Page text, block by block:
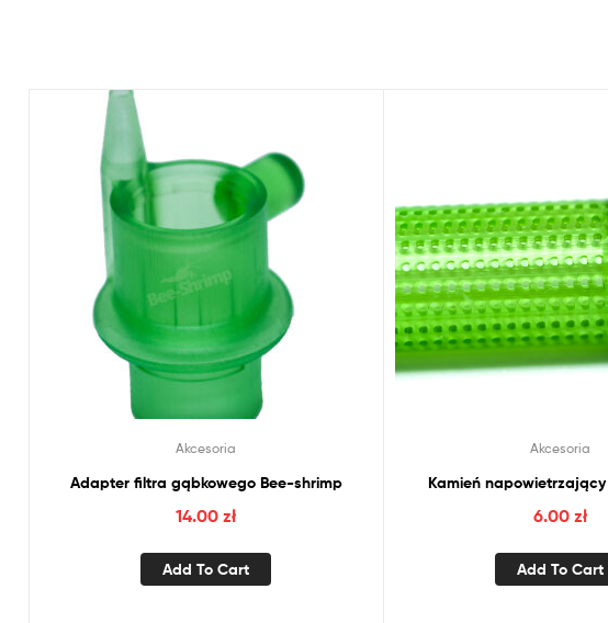
Akcesoria
Adapter filtra gąbkowego Bee-shrimp
14.00zł
Add To Cart
Akcesoria
Kamień
6.00 zł
Add To Cart